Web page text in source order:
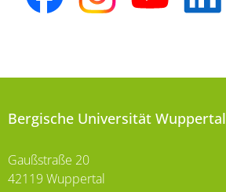
Bergische Universität Wuppertal
Gaußstraße 20
42119 Wuppertal